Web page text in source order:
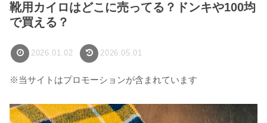
靴用カイロはどこに売ってる？ドンキや100均
で買える？
2026.01.02 2026.05.01
※当サイトはプロモーションが含まれています